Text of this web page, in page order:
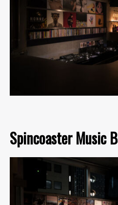
Spincoaster Music